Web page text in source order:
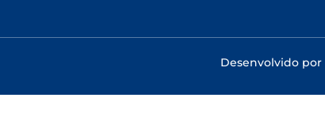
Desenvolvido por